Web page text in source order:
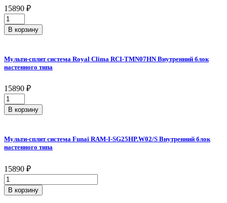
блок
настенного
типа
quantity
15890 ₽
Мульти-
сплит
система
I-
SG25HP.W01/S
блок
настенного
типа
quantity
В корзину
Мульти-сплит система Royal Clima RCI-TMN07HN Внутренний блок
настенного типа
15890 ₽
Мульти-
сплит
система
RCI-
TMN07HN
блок
настенного
типа
quantity
В корзину
Мульти-сплит система Funai RAM-I-SG25HP.W02/S Внутренний блок
настенного типа
15890 ₽
Мульти-
сплит
система
В корзину